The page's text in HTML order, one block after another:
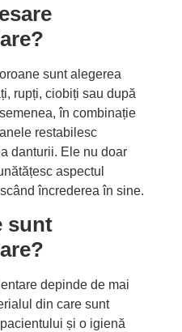
sunt alegerea
rupți, ciobiți sau după
în combinație
restabilesc
danturii. Ele nu doar
aspectul
încrederea în sine.
sunt
depinde de mai
din care sunt
și o igienă